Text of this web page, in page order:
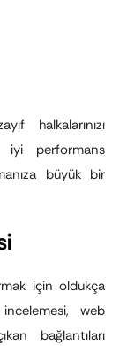
halkalarınızı
iyi performans
büyük bir
için oldukça
web
bağlantıları